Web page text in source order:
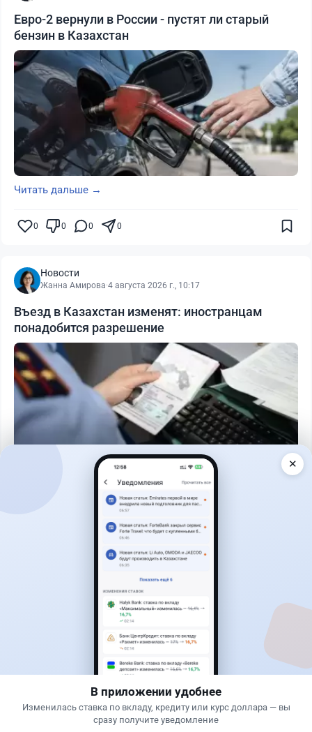
Евро-2 вернули в России - пустят ли старый
бензин в Казахстан
Читать дальше →
0 0 0 0
Новости
Жанна Амирова·4 августа 2026 г., 10:17
Въезд в Казахстан изменят: иностранцам
понадобится разрешение
4 августа 2026 г., 20:30
Как сохранить экран Kaspi.kz, если приложение
запрещает скриншоты
✕
В приложении удобнее
Изменилась ставка по вкладу, кредиту или курс доллара — вы
сразу получите уведомление